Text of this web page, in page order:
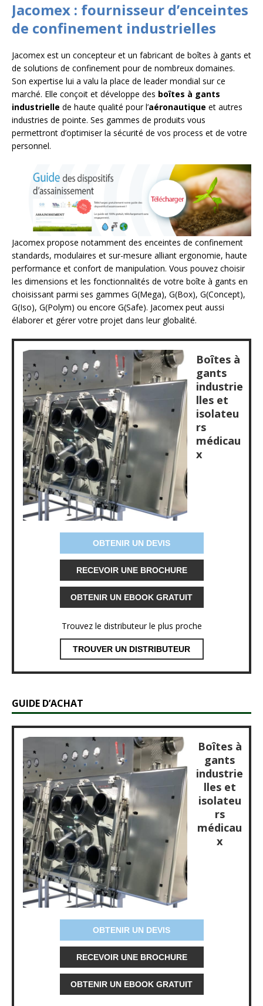
Jacomex : fournisseur d’enceintes
de confinement industrielles
Jacomex est un concepteur et un fabricant de boîtes à gants et
de solutions de confinement pour de nombreux domaines.
Son expertise lui a valu la place de leader mondial sur ce
marché. Elle conçoit et développe des boîtes à gants
industrielle de haute qualité pour l’aéronautique et autres
industries de pointe. Ses gammes de produits vous
permettront d’optimiser la sécurité de vos process et de votre
personnel.
Jacomex propose notamment des enceintes de confinement
standards, modulaires et sur-mesure alliant ergonomie, haute
performance et confort de manipulation. Vous pouvez choisir
les dimensions et les fonctionnalités de votre boîte à gants en
choisissant parmi ses gammes G(Mega), G(Box), G(Concept),
G(Iso), G(Polym) ou encore G(Safe). Jacomex peut aussi
élaborer et gérer votre projet dans leur globalité.
Boîtes à
gants
industrie
lles et
isolateu
rs
médicau
x
OBTENIR UN DEVIS
RECEVOIR UNE BROCHURE
OBTENIR UN EBOOK GRATUIT
Trouvez le distributeur le plus proche
TROUVER UN DISTRIBUTEUR
GUIDE D’ACHAT
Boîtes à
gants
industrie
lles et
isolateu
rs
médicau
x
OBTENIR UN DEVIS
RECEVOIR UNE BROCHURE
OBTENIR UN EBOOK GRATUIT